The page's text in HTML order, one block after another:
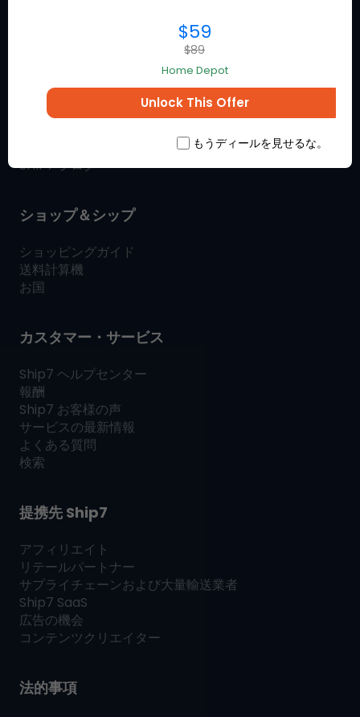
とはShip7
方法Ship7
SHIP7ブログ
ショップ＆シップ
ショッピングガイド
送料計算機
お国
カスタマー・サービス
Ship7 ヘルプセンター
報酬
Ship7 お客様の声
サービスの最新情報
よくある質問
検索
提携先 Ship7
アフィリエイト
リテールパートナー
サプライチェーンおよび大量輸送業者
Ship7 SaaS
広告の機会
コンテンツクリエイター
法的事項
$59
$89
Home Depot
Unlock This Offer
もうディールを見せるな。